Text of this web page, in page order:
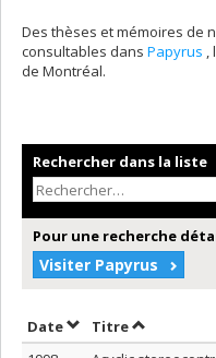
Des thèses et mémoires de
consultables dans Papyrus ,
de Montréal.
Rechercher dans la liste
Pour une recherche
Visiter Papyrus
DateTrier par date en
TitreTrier par